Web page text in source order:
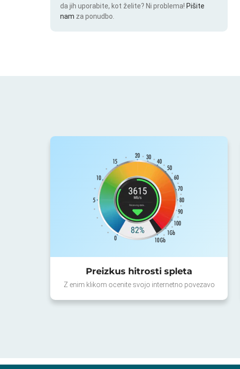
da jih uporabite, kot želite? Ni problema! Pišite
nam za ponudbo.
Preizkus hitrosti spleta
Z enim klikom ocenite svojo internetno povezavo